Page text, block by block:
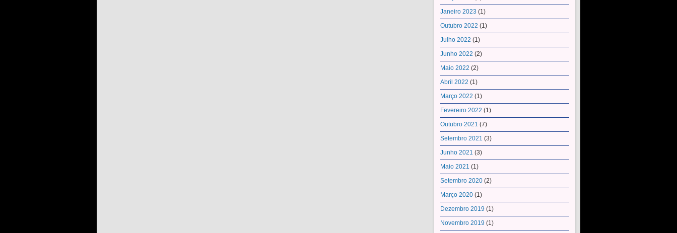
Janeiro 2023 (1)
Outubro 2022 (1)
Julho 2022 (1)
Junho 2022 (2)
Maio 2022 (2)
Abril 2022 (1)
Março 2022 (1)
Fevereiro 2022 (1)
Outubro 2021 (7)
Setembro 2021 (3)
Junho 2021 (3)
Maio 2021 (1)
Setembro 2020 (2)
Março 2020 (1)
Dezembro 2019 (1)
Novembro 2019 (1)